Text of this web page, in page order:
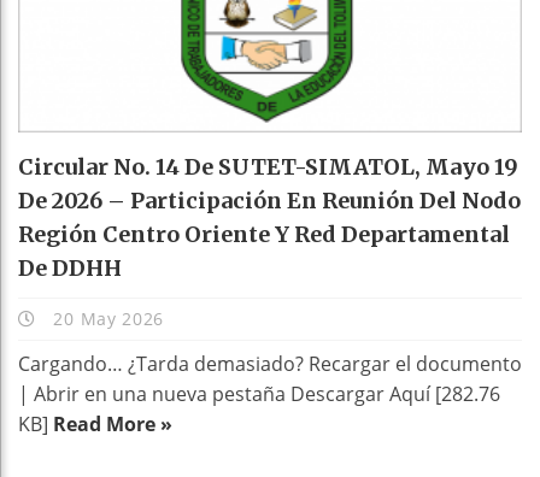
Circular No. 14 De SUTET-SIMATOL, Mayo 19
De 2026 – Participación En Reunión Del Nodo
Región Centro Oriente Y Red Departamental
De DDHH
20 May 2026
Cargando… ¿Tarda demasiado? Recargar el documento
| Abrir en una nueva pestaña Descargar Aquí [282.76
KB] Read More »